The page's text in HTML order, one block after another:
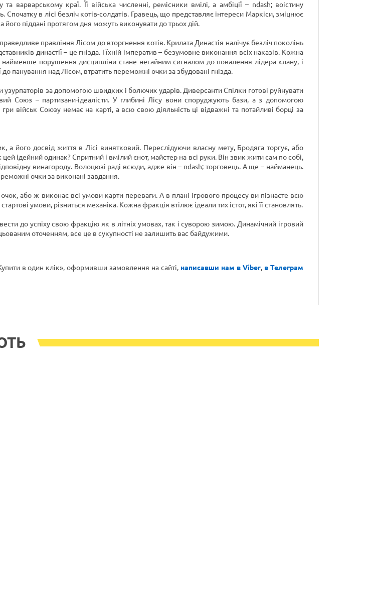
варварському краї. Її війська численні, ремісники вмілі, а амбіції – ndash; воістину
в лісі безліч котів-солдатів. Гравець, що представляє інтереси Маркіси, зміцнює
його піддані протягом дня можуть виконувати до трьох дій.
правління Лісом до вторгнення котів. Крилата Династія налічує безліч поколінь
династії – це гнізда. І їхній імператив – безумовне виконання всіх наказів. Кожна
порушення дисципліни стане негайним сигналом до повалення лідера клану, і
панування над Лісом, втратить переможні очки за збудовані гнізда.
за допомогою швидких і болючих ударів. Диверсанти Спілки готові руйнувати
Союз – партизани-ідеалісти. У глибині Лісу вони споруджують бази, а з допомогою
військ Союзу немає на карті, а всю свою діяльність ці відважні та потайливі борці за
а його досвід життя в Лісі винятковий. Переслідуючи власну мету, Бродяга торгує, або
ідейний одинак? Спритний і вмілий єнот, майстер на всі руки. Він звик жити сам по собі,
винагороду. Волоцюзі раді всюди, адже він – ndash; торговець. А ще – найманець.
очки за виконані завдання.
або ж виконає всі умови карти переваги. А в плані ігрового процесу ви пізнаєте всю
умови, різниться механіка. Кожна фракція втілює ідеали тих істот, які її становлять.
до успіху свою фракцію як в літніх умовах, так і суворою зимою. Динамічний ігровий
оточенням, все це в сукупності не залишить вас байдужими.
в один клік», оформивши замовлення на сайті, написавши нам в Viber, в Телеграм